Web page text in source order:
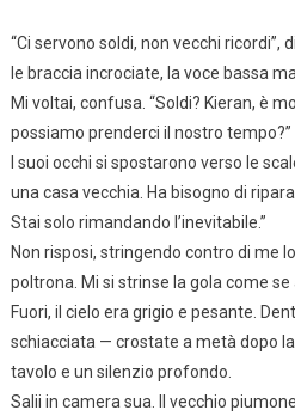
“Ci servono soldi, non vecchi
le braccia incrociate, la voce bassa
Mi voltai, confusa. “Soldi? Kieran, è
possiamo prenderci il nostro tempo?”
I suoi occhi si spostarono verso le
una casa vecchia. Ha bisogno di
Stai solo rimandando l’inevitabile.”
Non risposi, stringendo contro di me
poltrona. Mi si strinse la gola come se
Fuori, il cielo era grigio e pesante.
schiacciata — crostate a metà dopo la
tavolo e un silenzio profondo.
Salii in camera sua. Il vecchio